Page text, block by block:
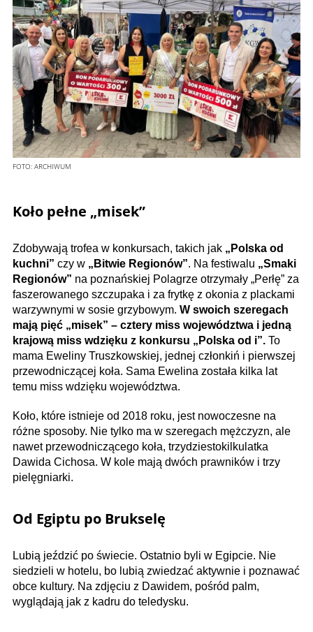
FOTO: ARCHIWUM
Koło pełne „misek”
Zdobywają trofea w konkursach, takich jak „Polska od
kuchni” czy w „Bitwie Regionów”. Na festiwalu „Smaki
Regionów” na poznańskiej Polagrze otrzymały „Perłę” za
faszerowanego szczupaka i za frytkę z okonia z plackami
warzywnymi w sosie grzybowym. W swoich szeregach
mają pięć „misek” – cztery miss województwa i jedną
krajową miss wdzięku z konkursu „Polska od i”. To
mama Eweliny Truszkowskiej, jednej członkiń i pierwszej
przewodniczącej koła. Sama Ewelina została kilka lat
temu miss wdzięku województwa.
Koło, które istnieje od 2018 roku, jest nowoczesne na
różne sposoby. Nie tylko ma w szeregach mężczyzn, ale
nawet przewodniczącego koła, trzydziestokilkulatka
Dawida Cichosa. W kole mają dwóch prawników i trzy
pielęgniarki.
Od Egiptu po Brukselę
Lubią jeździć po świecie. Ostatnio byli w Egipcie. Nie
siedzieli w hotelu, bo lubią zwiedzać aktywnie i poznawać
obce kultury. Na zdjęciu z Dawidem, pośród palm,
wyglądają jak z kadru do teledysku.